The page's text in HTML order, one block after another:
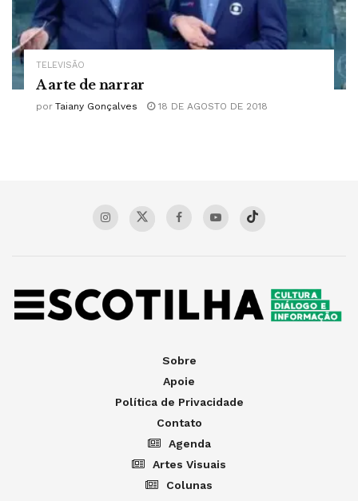
TELEVISÃO
A arte de narrar
por Taiany Gonçalves 18 DE AGOSTO DE 2018
Sobre
Apoie
Política de Privacidade
Contato
Agenda
Artes Visuais
Colunas